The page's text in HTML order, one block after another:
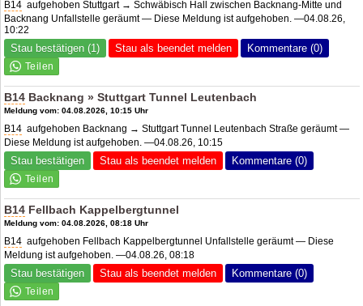
B14 aufgehoben Stuttgart → Schwäbisch Hall zwischen Backnang-Mitte und
Backnang Unfallstelle geräumt — Diese Meldung ist aufgehoben. —04.08.26,
10:22
Stau bestätigen (1) Stau als beendet melden Kommentare (0)
B14 Backnang » Stuttgart Tunnel Leutenbach
Meldung vom: 04.08.2026, 10:15 Uhr
B14 aufgehoben Backnang → Stuttgart Tunnel Leutenbach Straße geräumt —
Diese Meldung ist aufgehoben. —04.08.26, 10:15
Stau bestätigen Stau als beendet melden Kommentare (0)
B14 Fellbach Kappelbergtunnel
Meldung vom: 04.08.2026, 08:18 Uhr
B14 aufgehoben Fellbach Kappelbergtunnel Unfallstelle geräumt — Diese
Meldung ist aufgehoben. —04.08.26, 08:18
Stau bestätigen Stau als beendet melden Kommentare (0)